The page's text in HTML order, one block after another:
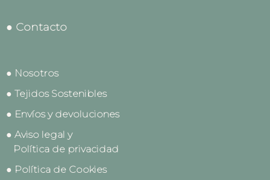
● Contacto
● Nosotros
● Tejidos Sostenibles
● Envíos y devoluciones
● Aviso legal y
Política de privacidad
● Política de Cookies